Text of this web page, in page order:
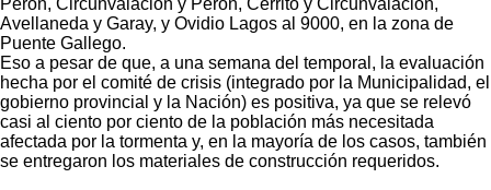
Perón, Circunvalación y Perón, Cerrito y Circunvalación,
Avellaneda y Garay, y Ovidio Lagos al 9000, en la zona de
Puente Gallego.
Eso a pesar de que, a una semana del temporal, la evaluación
hecha por el comité de crisis (integrado por la Municipalidad, el
gobierno provincial y la Nación) es positiva, ya que se relevó
casi al ciento por ciento de la población más necesitada
afectada por la tormenta y, en la mayoría de los casos, también
se entregaron los materiales de construcción requeridos.